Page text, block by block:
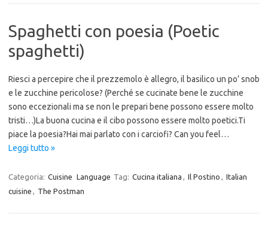
Spaghetti con poesia (Poetic
spaghetti)
Riesci a percepire che il prezzemolo è allegro, il basilico un po’ snob
e le zucchine pericolose? (Perché se cucinate bene le zucchine
sono eccezionali ma se non le prepari bene possono essere molto
tristi…)La buona cucina e il cibo possono essere molto poetici.Ti
piace la poesia?Hai mai parlato con i carciofi? Can you feel…
Leggi tutto »
Categoria: Cuisine Language Tag: Cucina italiana Il Postino
Italian
cuisine
The Postman